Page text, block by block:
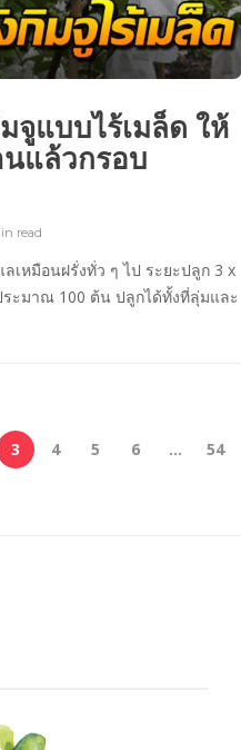
จูแบบไร้เมล็ด ให้
แล้วกรอบ
read
เหมือนฝรั่งทั่ว ๆ ไป ระยะปลูก 3 x
ะมาณ 100 ต้น ปลูกได้ทั้งที่ลุ่มและ
3 4 5 6 … 54